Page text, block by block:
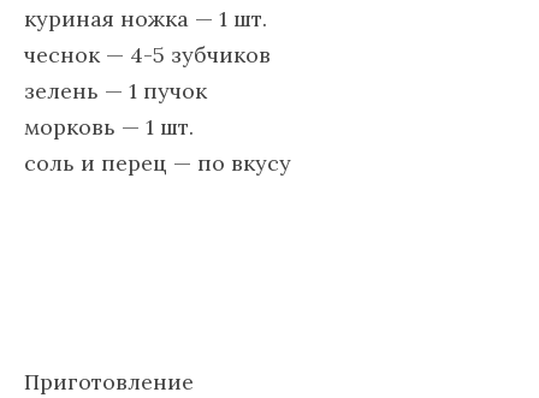
куриная ножка — 1 шт.
чеснок — 4-5 зубчиков
зелень — 1 пучок
морковь — 1 шт.
соль и перец — по вкусу
Приготовление